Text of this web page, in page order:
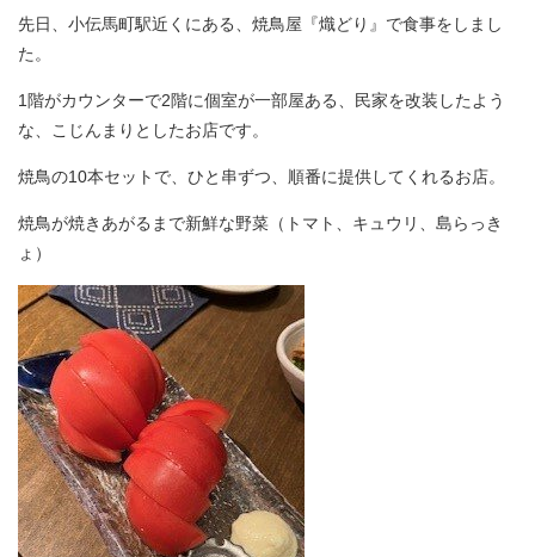
先日、小伝馬町駅近くにある、焼鳥屋『熾どり』で食事をしまし
た。
1階がカウンターで2階に個室が一部屋ある、民家を改装したよう
な、こじんまりとしたお店です。
焼鳥の10本セットで、ひと串ずつ、順番に提供してくれるお店。
焼鳥が焼きあがるまで新鮮な野菜（トマト、キュウリ、島らっき
ょ）